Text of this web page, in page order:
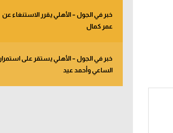
خبر في الجول – الأهلي يقرر الاستنغاء عن
عمر كمال
خبر في الجول – الأهلي يستقر على استمرار
الساعي وأحمد عيد